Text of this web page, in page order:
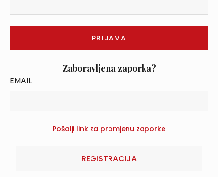
Zaboravljena zaporka?
EMAIL
REGISTRACIJA